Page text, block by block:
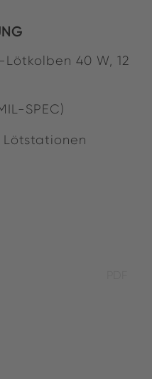
40 W, 12
SPEC)
Lötstationen